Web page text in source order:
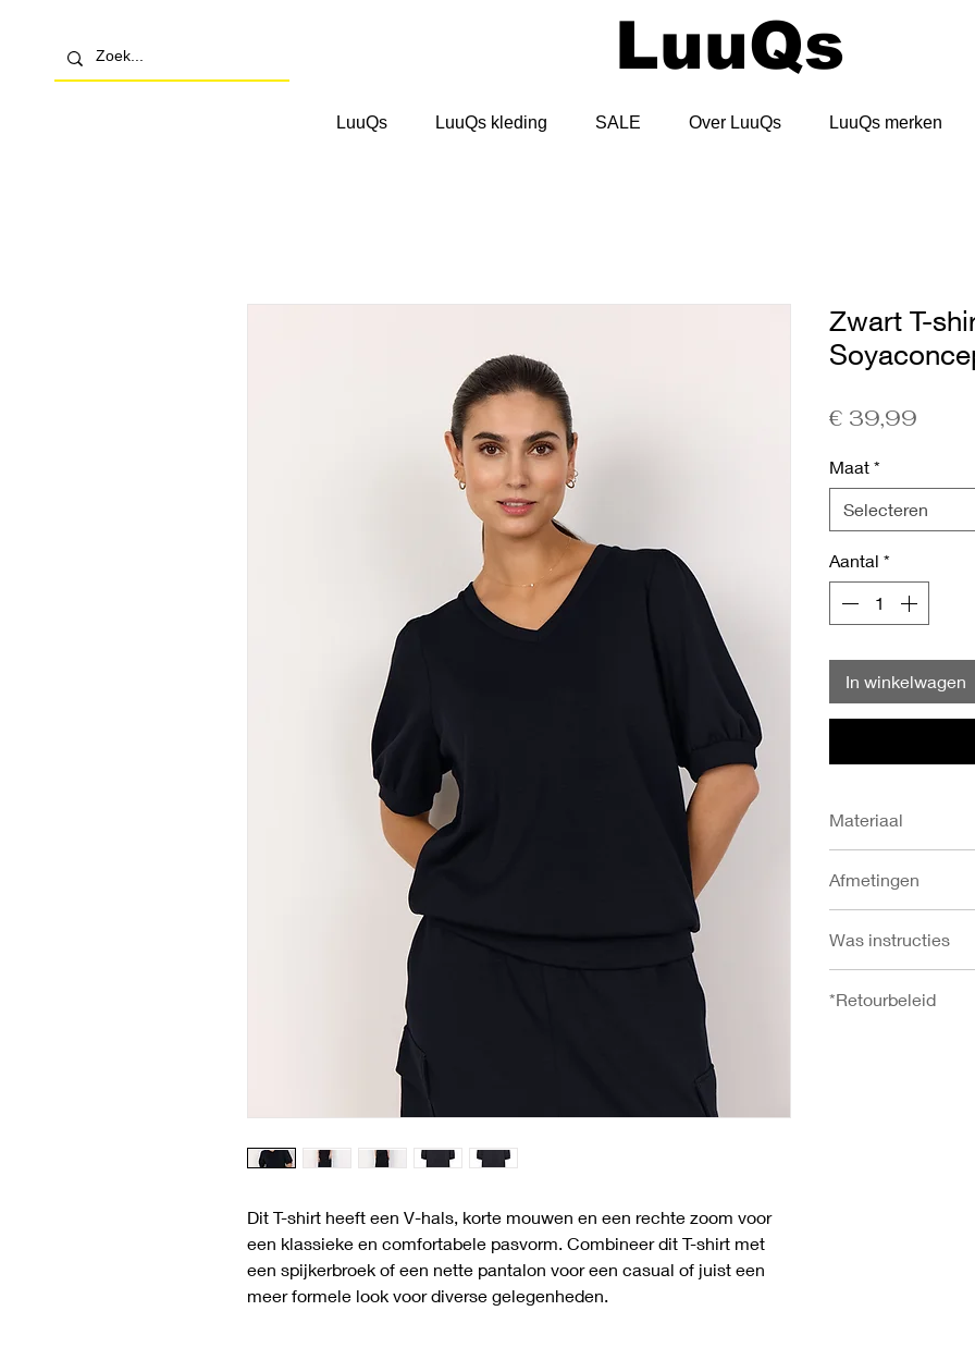
LuuQs
LuuQs LuuQs kleding SALE Over LuuQs LuuQs merken
Dit T-shirt heeft een V-hals, korte mouwen en een rechte zoom voor
een klassieke en comfortabele pasvorm. Combineer dit T-shirt met
een spijkerbroek of een nette pantalon voor een casual of juist een
meer formele look voor diverse gelegenheden.
Zwart T-
€ 39,99
Maat *
Selecteren
Aantal *
In winkelwagen
Materiaal
- 48% Polyester
- 4% Elastaan
Afmetingen
- Borstomvang in
XXL 126
- Onderzoom in
Was instructies
droogtrommel,
*Retourbeleid